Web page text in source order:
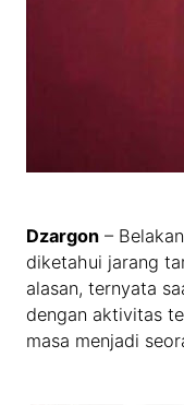
Dzargon –
diketahui jarang
alasan, ternyata
dengan aktivitas
masa menjadi